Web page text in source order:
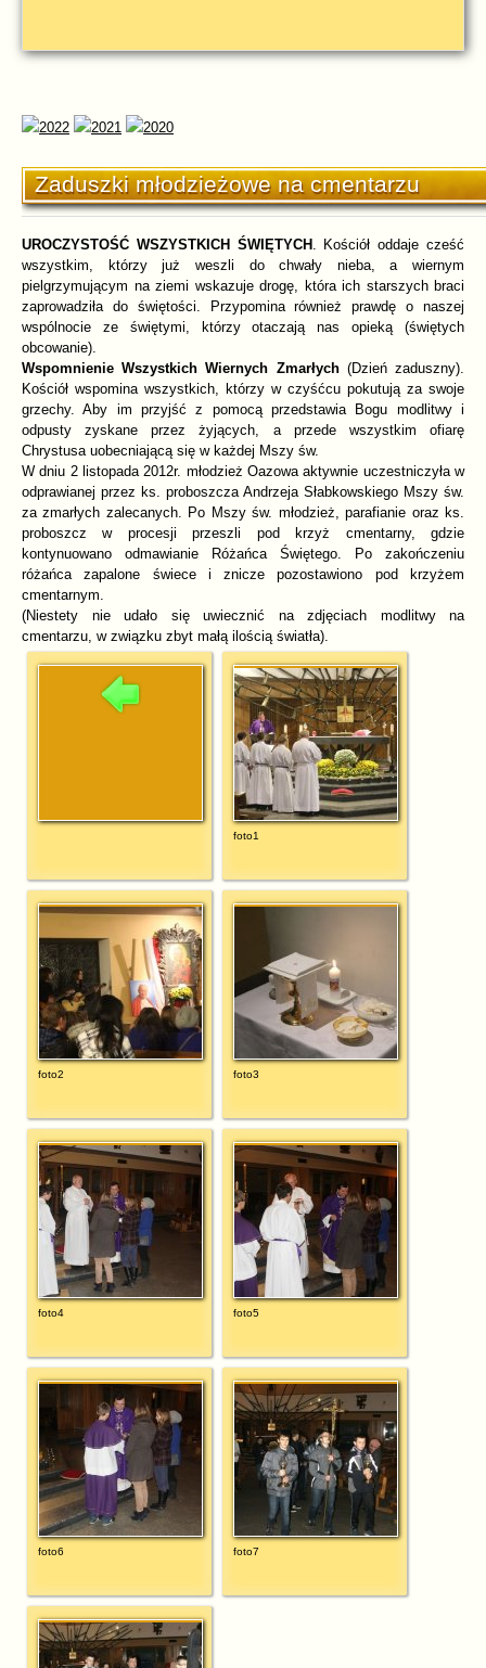
Zaduszki młodzieżowe na cmentarzu
UROCZYSTOŚĆ WSZYSTKICH ŚWIĘTYCH. Kościół oddaje cześć
wszystkim, którzy już weszli do chwały nieba, a wiernym
pielgrzymującym na ziemi wskazuje drogę, która ich starszych braci
zaprowadziła do świętości. Przypomina również prawdę o naszej
wspólnocie ze świętymi, którzy otaczają nas opieką (świętych
obcowanie).
Wspomnienie Wszystkich Wiernych Zmarłych(Dzień zaduszny).
Kościół wspomina wszystkich, którzy w czyśćcu pokutują za swoje
grzechy. Aby im przyjść z pomocą przedstawia Bogu modlitwy i
odpusty zyskane przez żyjących, a przede wszystkim ofiarę
Chrystusa uobecniającą się w każdej Mszy św.
W dniu 2 listopada 2012r. młodzież Oazowa aktywnie uczestniczyła w
odprawianej przez ks. proboszcza Andrzeja Słabkowskiego Mszy św.
za zmarłych zalecanych. Po Mszy św. młodzież, parafianie oraz ks.
proboszcz w procesji przeszli pod krzyż cmentarny, gdzie
kontynuowano odmawianie Różańca Świętego. Po zakończeniu
różańca zapalone świece i znicze pozostawiono pod krzyżem
cmentarnym.
(Niestety nie udało się uwiecznić na zdjęciach modlitwy na
cmentarzu, w związku zbyt małą ilością światła).
foto1
foto2 foto3
foto4 foto5
foto6 foto7